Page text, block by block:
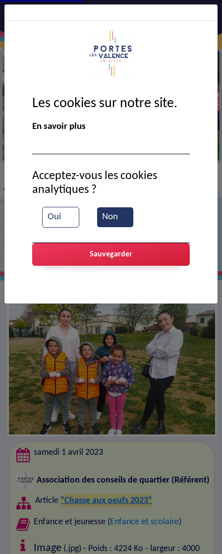
> VIE MUNICIPALE > Ressources documentaires
Chasse aux oeufs
samedi 1 avril 2023
Association des conseils de quartier (Référent)
Article "Chasse aux oeufs 2023"
Enfance et jeunesse ( Enfance et scolaire)
Image (.jpg) - Poids : 4224 Ko - largeur : 4000
Les cookies sur notre site.
En savoir plus
Oui Non
Acceptez-vous les cookies
analytiques ?
Sauvegarder